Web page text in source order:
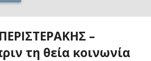
–
τη θεία κοινωνία